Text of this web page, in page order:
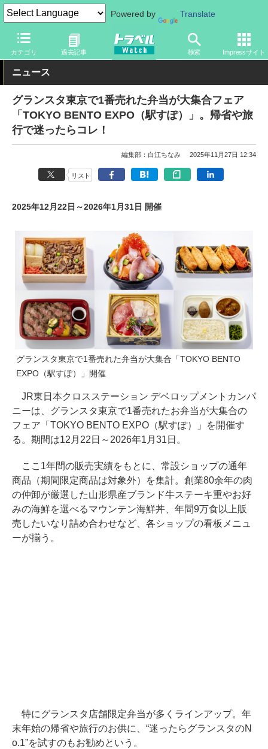
Powered by Translate
カテゴリ 過去記事 検索 Impressサイト
トラベル Watch 旅の情報 目的 グルメ
ニュース
グランスタ東京で1番売れた弁当が大集合フェア
「TOKYO BENTO EXPO（駅すぽ）」。帰省や旅
行で迷ったらコレ！
編集部：白江ちなみ 2025年11月27日 12:34
リスト
2025年12月22日～2026年1月31日 開催
グランスタ東京で1番売れた弁当が大集合「TOKYO BENTO
EXPO（駅すぽ）」開催
JR東日本クロスステーション デベロップメントカンパ
ニーは、グランスタ東京で1番売れたお弁当が大集合の
フェア「TOKYO BENTO EXPO（駅すぽ）」を開催す
る。期間は12月22日～2026年1月31日。
ここ1年間の販売実績をもとに、常設ショップの通年
商品（期間限定商品は対象外）を集計。創業80余年の肉
の仲卸が厳選した山形県産ブランド牛ステーキ重やお好
みの海鮮を選べるマウンテン海鮮丼、年間9万食以上販
売したいなり詰め合わせなど、各ショップの看板メニュ
ーが揃う。
特にグランスタ店舗限定弁当が多くラインアップ。年
末年始の帰省や旅行のお供に、“迷ったらグランスタのN
o.1”を試すのもお勧めという。